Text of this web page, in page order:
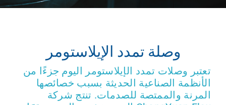
خدمة
عرض أسعاروصلة تمدد الإيلاستومر
تعتبر وصلات تمدد الإيلاستومر اليوم جزءًا من
الأنظمة الصناعية الحديثة بسبب خصائصها
المرنة والممتصة للصدمات. تنتج شركة